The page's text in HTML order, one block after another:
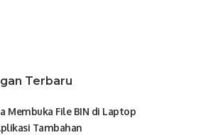
Terbaru
Membuka File BIN di Laptop
Tambahan